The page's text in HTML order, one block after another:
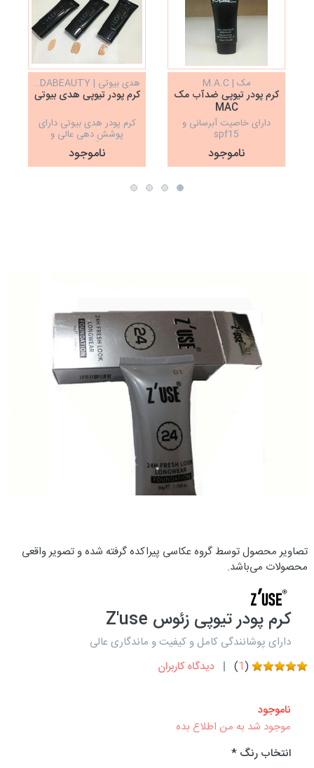
مک | M.A.C
کرم پودر تیوپی ضدآب مک
MAC
دارای خاصیت آبرسانی و
spf15
ناموجود
هدی بیوتی | HUDABEAUTY
کرم پودر تیوپی هدی بیوتی
کرم پودر هدی بیوتی دارای
پوشش دهی عالی و
ماندگاری خوب
ناموجود
تصاویر محصول توسط گروه عکاسی پیراکده گرفته شده و تصویر واقعی
محصولات می‌باشد.
کرم پودر تیوپی زئوس Z'use
دارای پوشانندگی کامل و کیفیت و ماندگاری عالی
(
1
) دیدگاه کاربران
ناموجود
موجود شد به من اطلاع بده
انتخاب رنگ